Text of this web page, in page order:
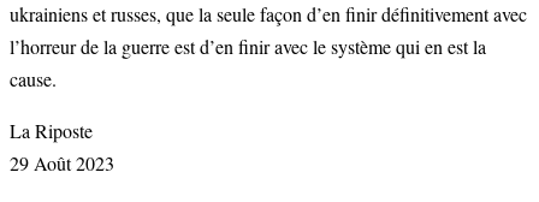
ukrainiens et russes, que la seule façon d’en finir définitivement avec
l’horreur de la guerre est d’en finir avec le système qui en est la
cause.
La Riposte
29 Août 2023